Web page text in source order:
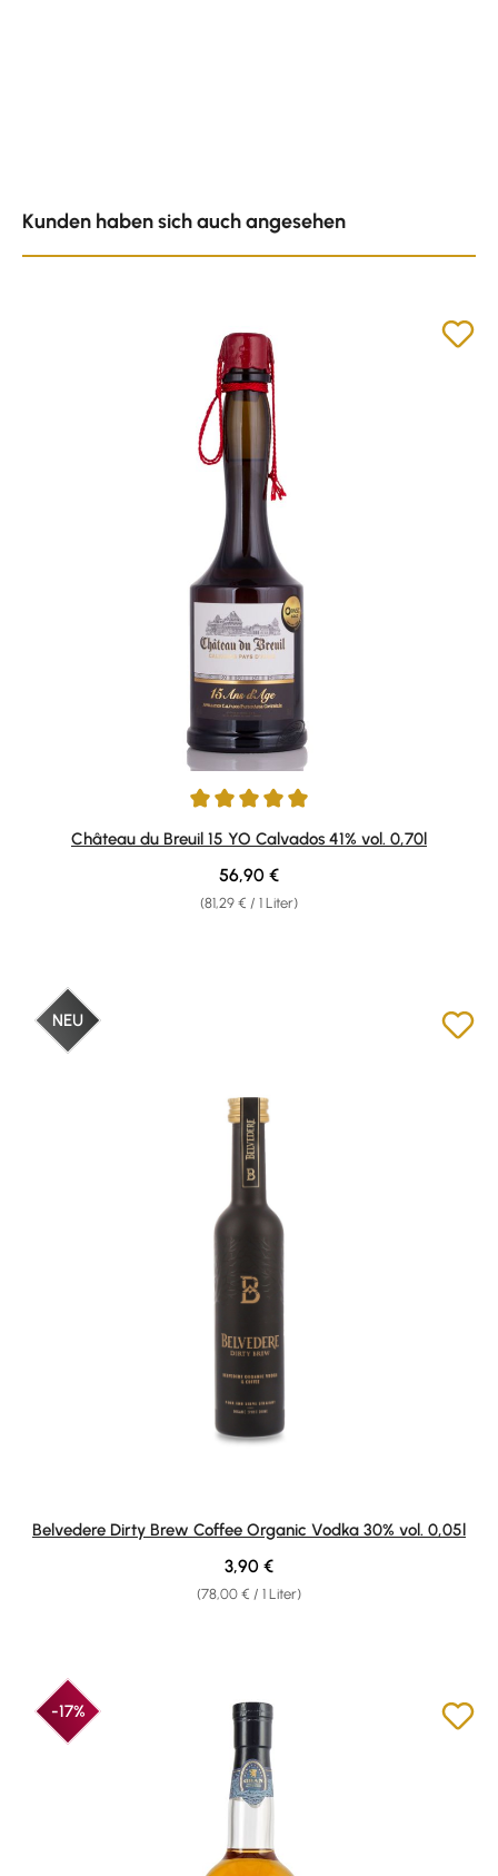
Kunden haben sich auch angesehen
Durchschnittliche Bewertung von 5 von 5 Sternen
Château du Breuil 15 YO Calvados 41% vol. 0,70l
(81,29 € / 1 Liter)
Regulärer Preis:
56,90 €
NEU
Belvedere Dirty Brew Coffee Organic Vodka 30% vol. 0,05l
(78,00 € / 1 Liter)
Regulärer Preis:
3,90 €
-17%